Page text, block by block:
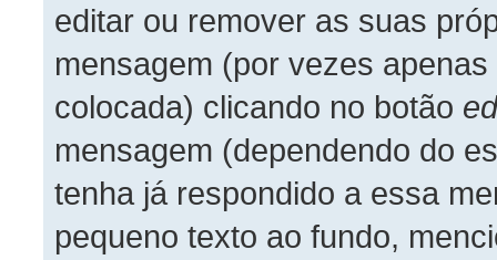
editar ou remover as suas
mensagem (por vezes
colocada) clicando no botão
mensagem (dependendo do
tenha já respondido a essa
pequeno texto ao fundo,